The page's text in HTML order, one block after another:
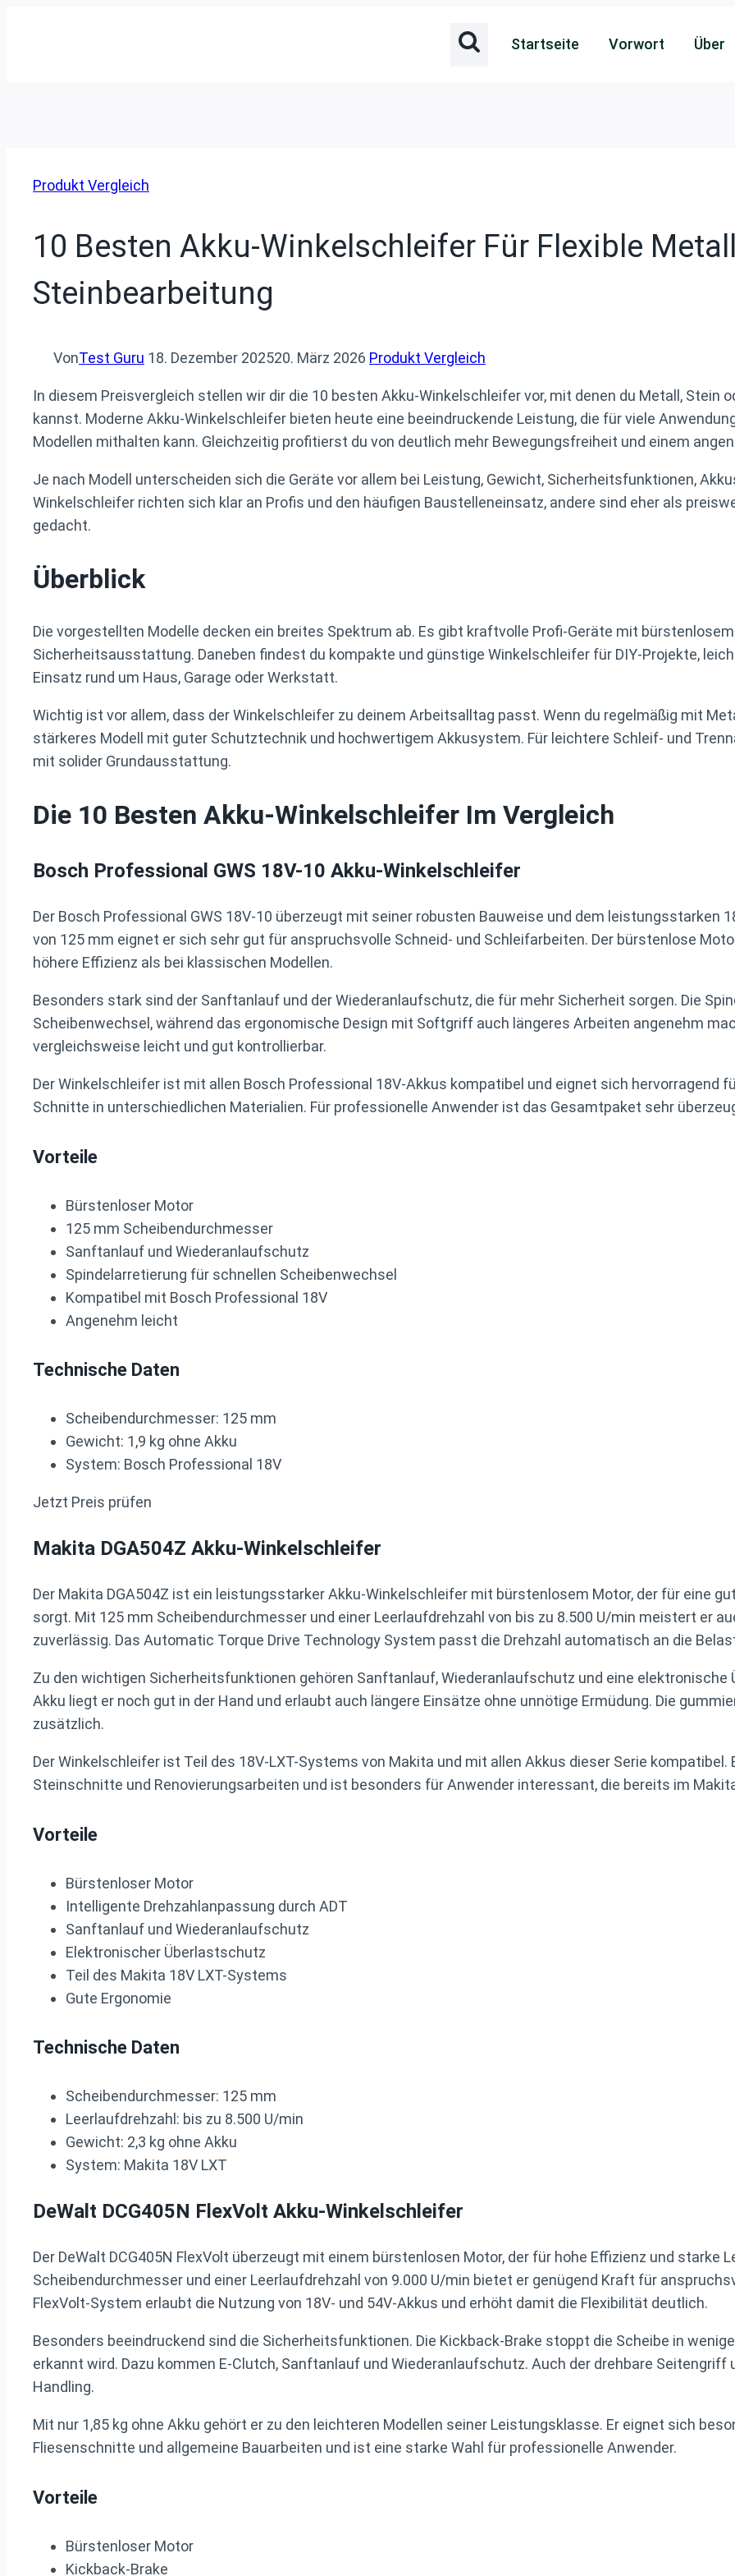
Startseite Vorwort Über
Produkt Vergleich
10 Besten Akku-Winkelschleifer Für Flexible
Steinbearbeitung
VonTest Guru 18. Dezember 202520. März 2026 Produkt Vergleich
In diesem Preisvergleich stellen wir dir die 10 besten Akku-Winkelschleifer vor, mit denen du Metall, Stein
kannst. Moderne Akku-Winkelschleifer bieten heute eine beeindruckende Leistung, die für viele
Modellen mithalten kann. Gleichzeitig profitierst du von deutlich mehr Bewegungsfreiheit und einem
Je nach Modell unterscheiden sich die Geräte vor allem bei Leistung, Gewicht, Sicherheitsfunktionen,
Winkelschleifer richten sich klar an Profis und den häufigen Baustelleneinsatz, andere sind eher als
gedacht.
Überblick
Die vorgestellten Modelle decken ein breites Spektrum ab. Es gibt kraftvolle Profi-Geräte mit
Sicherheitsausstattung. Daneben findest du kompakte und günstige Winkelschleifer für DIY-Projekte,
Einsatz rund um Haus, Garage oder Werkstatt.
Wichtig ist vor allem, dass der Winkelschleifer zu deinem Arbeitsalltag passt. Wenn du regelmäßig mit
stärkeres Modell mit guter Schutztechnik und hochwertigem Akkusystem. Für leichtere Schleif- und
mit solider Grundausstattung.
Die 10 Besten Akku-Winkelschleifer Im Vergleich
Bosch Professional GWS 18V-10 Akku-Winkelschleifer
Der Bosch Professional GWS 18V-10 überzeugt mit seiner robusten Bauweise und dem leistungsstarken
von 125 mm eignet er sich sehr gut für anspruchsvolle Schneid- und Schleifarbeiten. Der bürstenlose
höhere Effizienz als bei klassischen Modellen.
Besonders stark sind der Sanftanlauf und der Wiederanlaufschutz, die für mehr Sicherheit sorgen. Die
Scheibenwechsel, während das ergonomische Design mit Softgriff auch längeres Arbeiten angenehm
vergleichsweise leicht und gut kontrollierbar.
Der Winkelschleifer ist mit allen Bosch Professional 18V-Akkus kompatibel und eignet sich hervorragend
Schnitte in unterschiedlichen Materialien. Für professionelle Anwender ist das Gesamtpaket sehr
Vorteile
Bürstenloser Motor
125 mm Scheibendurchmesser
Sanftanlauf und Wiederanlaufschutz
Spindelarretierung für schnellen Scheibenwechsel
Kompatibel mit Bosch Professional 18V
Angenehm leicht
Technische Daten
Scheibendurchmesser: 125 mm
Gewicht: 1,9 kg ohne Akku
System: Bosch Professional 18V
Jetzt Preis prüfen
Makita DGA504Z Akku-Winkelschleifer
Der Makita DGA504Z ist ein leistungsstarker Akku-Winkelschleifer mit bürstenlosem Motor, der für eine
sorgt. Mit 125 mm Scheibendurchmesser und einer Leerlaufdrehzahl von bis zu 8.500 U/min meistert er
zuverlässig. Das Automatic Torque Drive Technology System passt die Drehzahl automatisch an die
Zu den wichtigen Sicherheitsfunktionen gehören Sanftanlauf, Wiederanlaufschutz und eine
Akku liegt er noch gut in der Hand und erlaubt auch längere Einsätze ohne unnötige Ermüdung. Die
zusätzlich.
Der Winkelschleifer ist Teil des 18V-LXT-Systems von Makita und mit allen Akkus dieser Serie
Steinschnitte und Renovierungsarbeiten und ist besonders für Anwender interessant, die bereits im
Vorteile
Bürstenloser Motor
Intelligente Drehzahlanpassung durch ADT
Sanftanlauf und Wiederanlaufschutz
Elektronischer Überlastschutz
Teil des Makita 18V LXT-Systems
Gute Ergonomie
Technische Daten
Scheibendurchmesser: 125 mm
Leerlaufdrehzahl: bis zu 8.500 U/min
Gewicht: 2,3 kg ohne Akku
System: Makita 18V LXT
DeWalt DCG405N FlexVolt Akku-Winkelschleifer
Der DeWalt DCG405N FlexVolt überzeugt mit einem bürstenlosen Motor, der für hohe Effizienz und starke
Scheibendurchmesser und einer Leerlaufdrehzahl von 9.000 U/min bietet er genügend Kraft für
FlexVolt-System erlaubt die Nutzung von 18V- und 54V-Akkus und erhöht damit die Flexibilität deutlich.
Besonders beeindruckend sind die Sicherheitsfunktionen. Die Kickback-Brake stoppt die Scheibe in
erkannt wird. Dazu kommen E-Clutch, Sanftanlauf und Wiederanlaufschutz. Auch der drehbare
Handling.
Mit nur 1,85 kg ohne Akku gehört er zu den leichteren Modellen seiner Leistungsklasse. Er eignet sich
Fliesenschnitte und allgemeine Bauarbeiten und ist eine starke Wahl für professionelle Anwender.
Vorteile
Bürstenloser Motor
Kickback-Brake